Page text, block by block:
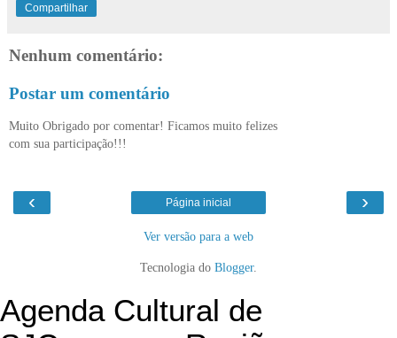
Compartilhar
Nenhum comentário:
Postar um comentário
Muito Obrigado por comentar! Ficamos muito felizes
com sua participação!!!
‹ ›
Página inicial
Ver versão para a web
Tecnologia do Blogger.
Agenda Cultural de